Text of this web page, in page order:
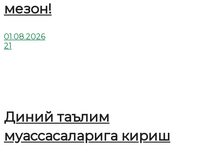
мезон!
01.08.2026
21
Диний таълим
муассасаларига кириш